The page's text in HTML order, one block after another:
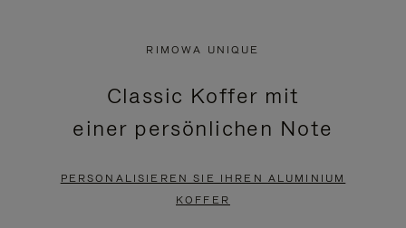
PAUSIERT,
BITTE
DRÜCKEN
KLICKEN
SIE
ZUM
AUFHEBEN
RIMOWA UNIQUE
Classic Koffer mit
einer persönlichen Note
PERSONALISIEREN SIE IHREN ALUMINIUM
KOFFER